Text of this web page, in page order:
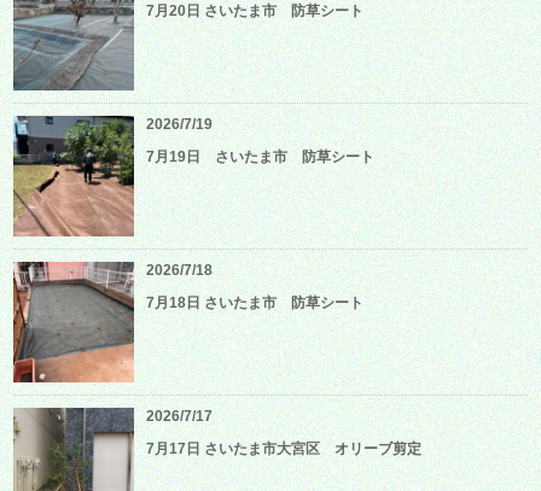
7月20日 さいたま市 防草シート
2026/7/19
7月19日 さいたま市 防草シート
2026/7/18
7月18日 さいたま市 防草シート
2026/7/17
7月17日 さいたま市大宮区 オリーブ剪定